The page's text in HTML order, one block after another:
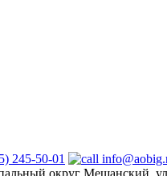
245-50-01